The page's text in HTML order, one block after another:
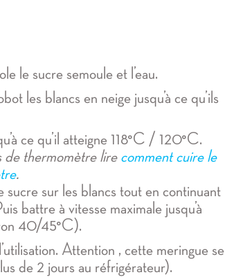
le sucre semoule et l’eau.
les blancs en neige jusqu’à ce qu’ils
ce qu’il atteigne 118°C / 120°C.
de thermomètre lirecomment cuire le
.
sur les blancs tout en continuant
battre à vitesse maximale jusqu’à
40/45°C).
Attention , cette meringue se
de 2 jours au réfrigérateur).